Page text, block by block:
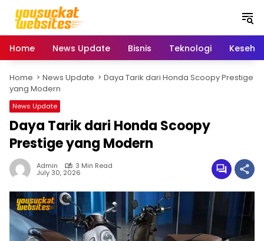
Home News Update Bisnis Teknologi
Home News Update
Daya Tarik dari Honda Scoopy Prestige
yang Modern
News Update
Daya Tarik dari Honda Scoopy
Prestige yang Modern
Admin 3 Min Read
July 30, 2026